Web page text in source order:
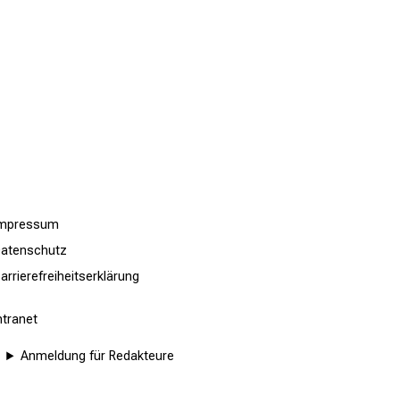
Anmeldung für Redakteure